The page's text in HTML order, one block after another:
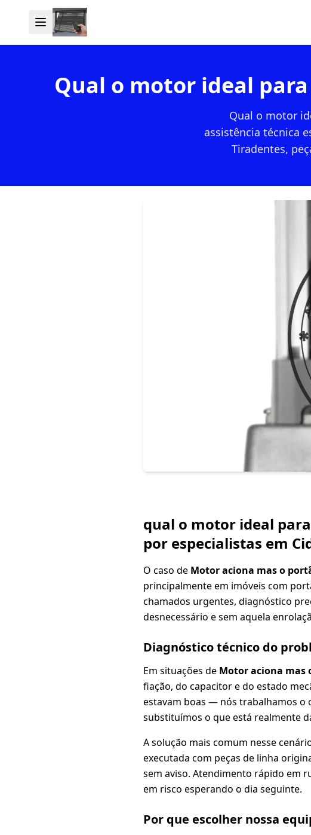
Qual o motor ideal
Qual o motor
assistência técnica
Tiradentes,
qual o motor ideal
por especialistas em
O caso de Motor aciona mas o
principalmente em imóveis com
chamados urgentes, diagnóstico
desnecessário e sem aquela
Diagnóstico técnico do
Em situações de Motor aciona mas
fiação, do capacitor e do estado
estavam boas — nós trabalhamos o
substituímos o que está realmente
A solução mais comum nesse
executada com peças de linha
sem aviso. Atendimento rápido em
em risco esperando o dia seguinte.
Por que escolher nossa